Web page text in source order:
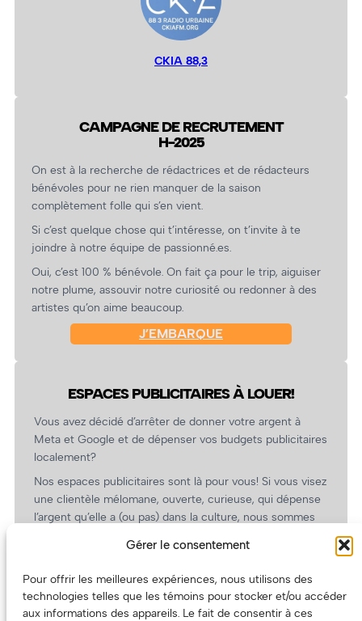
Gérer le consentement
Pour offrir les meilleures expériences, nous utilisons des
technologies telles que les témoins pour stocker et/ou accéder
aux informations des appareils. Le fait de consentir à ces
CKIA 88,3
CAMPAGNE DE RECRUTEMENT
H-2025
On est à la recherche de rédactrices et de rédacteurs
bénévoles pour ne rien manquer de la saison
complètement folle qui s’en vient.
Si c’est quelque chose qui t’intéresse, on t’invite à te
joindre à notre équipe de passionné.es.
Oui, c’est 100 % bénévole. On fait ça pour le trip, aiguiser
notre plume, assouvir notre curiosité ou redonner à des
artistes qu’on aime beaucoup.
J’EMBARQUE
ESPACES PUBLICITAIRES À LOUER!
Vous avez décidé d’arrêter de donner votre argent à
Meta et Google et de dépenser vos budgets publicitaires
localement?
Nos espaces publicitaires sont là pour vous! Si vous visez
une clientèle mélomane, ouverte, curieuse, qui dépense
l’argent qu’elle a (ou pas) dans la culture, nous sommes
revient.
(Oui, on va avoir des tarifs spéciaux pour vous, les